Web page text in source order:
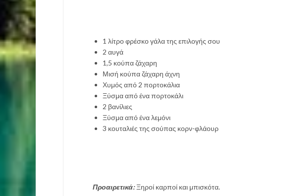
1 λίτρο φρέσκο γάλα της επιλογής σου
2 αυγά
1,5 κούπα ζάχαρη
Μισή κούπα ζάχαρη άχνη
Χυμός από 2 πορτοκάλια
Ξύσμα από ένα πορτοκάλι
2 βανίλιες
Ξύσμα από ένα λεμόνι
3 κουταλιές της σούπας κορν-φλάουρ
Προαιρετικά:Ξηροί καρποί και μπισκότα.